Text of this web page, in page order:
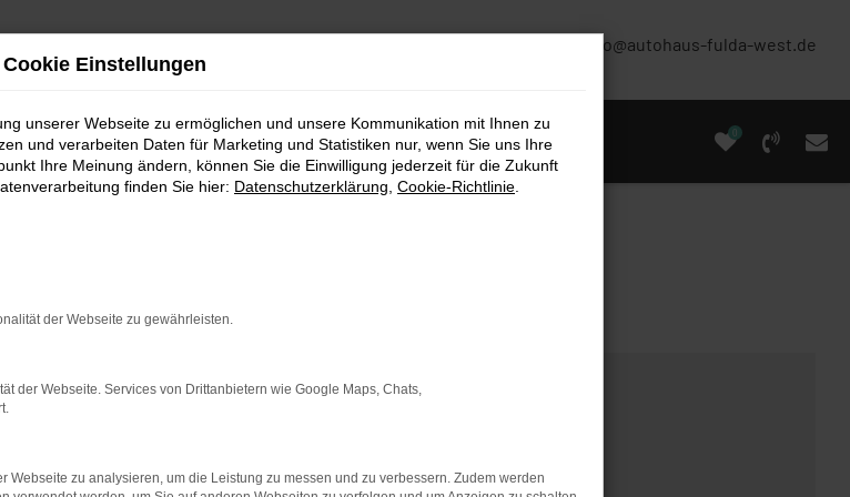
info@autohaus-fulda-west.de
0
Cookie Einstellungen
unserer Webseite zu ermöglichen und unsere Kommunikation mit Ihnen zu
und verarbeiten Daten für Marketing und Statistiken nur, wenn Sie uns Ihre
Ihre Meinung ändern, können Sie die Einwilligung jederzeit für die Zukunft
finden Sie hier: Datenschutzerklärung Cookie-Richtlinie
der Webseite zu gewährleisten.
der Webseite. Services von Drittanbietern wie Google Maps, Chats,
Webseite zu analysieren, um die Leistung zu messen und zu verbessern. Zudem werden